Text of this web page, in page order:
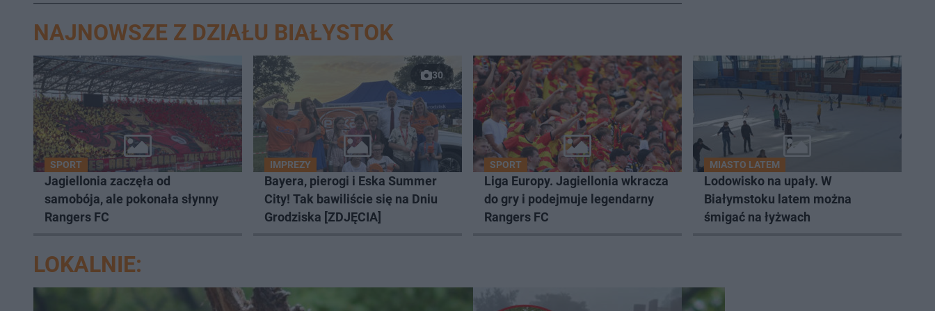
NAJNOWSZE Z DZIAŁU BIAŁYSTOK
SPORT
Jagiellonia zaczęła od
samobója, ale pokonała słynny
Rangers FC
30
IMPREZY
Bayera, pierogi i Eska Summer
City! Tak bawiliście się na Dniu
Grodziska [ZDJĘCIA]
SPORT
Liga Europy. Jagiellonia wkracza
do gry i podejmuje legendarny
Rangers FC
MIASTO LATEM
Lodowisko na upały. W
Białymstoku latem można
śmigać na łyżwach
LOKALNIE: